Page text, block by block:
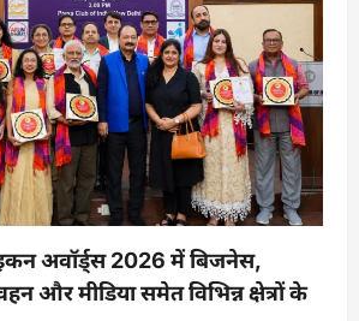
अवॉर्ड्स 2026 में बिजनेस,
और मीडिया समेत विभिन्न क्षेत्रों के